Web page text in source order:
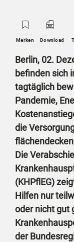
Merken Download
Berlin, 02.
befinden sich
tagtäglich
Pandemie,
die
Die
(KHPflEG)
Hilfen nur
oder nicht gut
der